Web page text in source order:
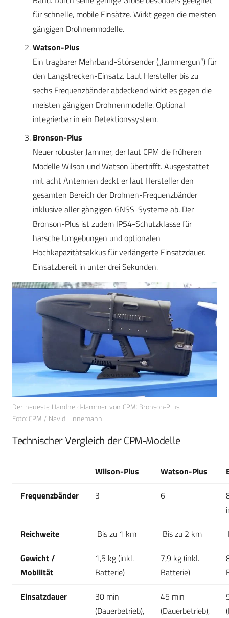
für schnelle, mobile Einsätze. Wirkt gegen die meisten
gängigen Drohnenmodelle.
Watson-Plus
Ein tragbarer Mehrband-Störsender („Jam­mer­gun“) für
den Langstrecken-Einsatz. Laut Hersteller bis zu
sechs Frequenzbänder abdeckend wirkt es gegen die
meisten gängigen Drohnenmodelle. Optional
integrierbar in ein Detektionssystem.
Bronson-Plus
Neuer robuster Jammer, der laut CPM die früheren
Modelle Wilson und Watson übertrifft. Ausgestattet
mit acht Antennen deckt er laut Hersteller den
gesamten Bereich der Drohnen-Frequenzbänder
inklusive aller gängigen GNSS-Systeme ab. Der
Bronson-Plus ist zudem IP54-Schutzklasse für
harsche Umgebungen und optionalen
Hochkapazitätsakkus für verlängerte Einsatzdauer.
Einsatzbereit in unter drei Sekunden.
Der neueste Handheld-Jammer von CPM: Bronson-Plus.
Foto: CPM / Navid Linnemann
Technischer Vergleich der CPM-Modelle
Wilson-Plus Watson-Plus
Frequenzbänder
3 6
Reichweite
Bis zu 1 km Bis zu 2 km
Gewicht /
Mobilität
1,5 kg (inkl.
Batterie)
7,9 kg (inkl.
Batterie)
Einsatzdauer
30 min
(Dauerbetrieb),
45 min
(Dauerbetrieb),